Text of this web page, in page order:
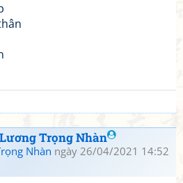
Lương Trọng Nhàn
Nhàn ngày 26/04/2021 14:52